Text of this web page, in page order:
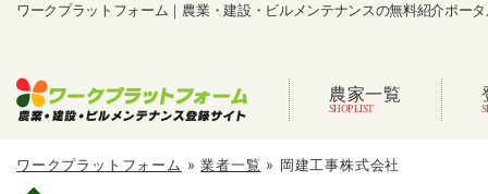
ワークプラットフォーム｜農業・建設・ビルメンテナンスの無料紹介ポー
農家一覧
ワークプラットフォーム »業者一覧 » 岡建工事株式会社